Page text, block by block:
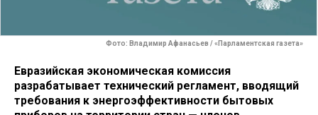
Фото: Владимир Афанасьев / «Парламентская газета»
Евразийская экономическая комиссия
разрабатывает технический регламент, вводящий
требования к энергоэффективности бытовых